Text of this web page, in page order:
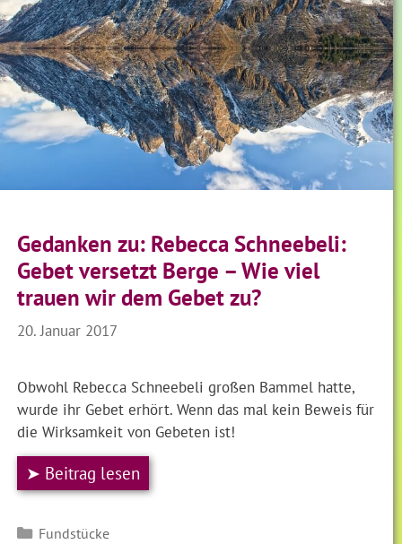
Gedanken zu: Rebecca Schneebeli:
Gebet versetzt Berge – Wie viel
trauen wir dem Gebet zu?
20. Januar 2017
Obwohl Rebecca Schneebeli großen Bammel hatte,
wurde ihr Gebet erhört. Wenn das mal kein Beweis für
die Wirksamkeit von Gebeten ist!
➤ Beitrag lesen
Kategorien
Fundstücke